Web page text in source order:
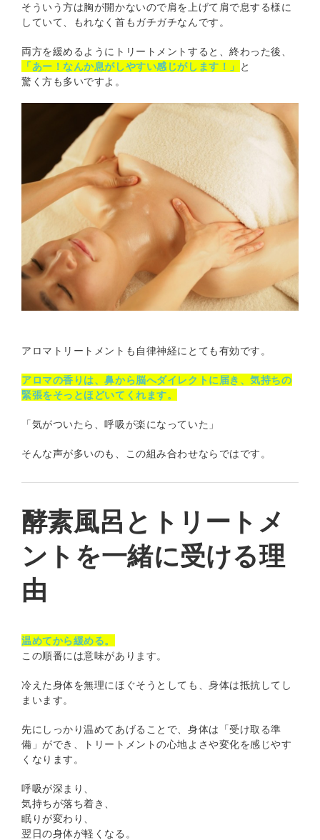
そういう方は胸が開かないので肩を上げて肩で息する様に
していて、もれなく首もガチガチなんです。
両方を緩めるようにトリートメントすると、終わった後、
「あー！なんか息がしやすい感じがします！」 と
驚く方も多いですよ。
アロマトリートメントも自律神経にとても有効です。
アロマの香りは、鼻から脳へダイレクトに届き、気持ちの
緊張をそっとほどいてくれます。
「気がついたら、呼吸が楽になっていた」
そんな声が多いのも、この組み合わせならではです。
酵素風呂とトリートメ
ントを一緒に受ける理
由
温めてから緩める。
この順番には意味があります。
冷えた身体を無理にほぐそうとしても、身体は抵抗してし
まいます。
先にしっかり温めてあげることで、身体は「受け取る準
備」ができ、トリートメントの心地よさや変化を感じやす
くなります。
呼吸が深まり、
気持ちが落ち着き、
眠りが変わり、
翌日の身体が軽くなる。